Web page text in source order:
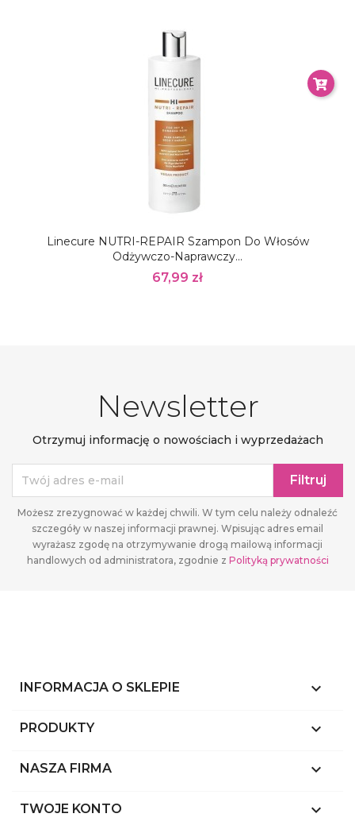
Linecure NUTRI-REPAIR Szampon Do Włosów
Odżywczo-Naprawczy...
67,99 zł
Newsletter
Otrzymuj informację o nowościach i wyprzedażach
Możesz zrezygnować w każdej chwili. W tym celu należy odnaleźć
szczegóły w naszej informacji prawnej. Wpisując adres email
wyrażasz zgodę na otrzymywanie drogą mailową informacji
handlowych od administratora, zgodnie z Polityką prywatności
INFORMACJA O SKLEPIE keyboard_arrow_down
PRODUKTY 
NASZA FIRMA 
TWOJE KONTO 